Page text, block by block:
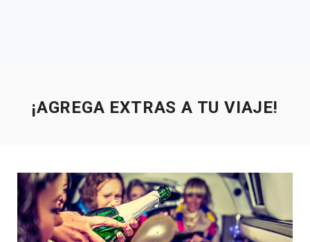
¡AGREGA EXTRAS A TU VIAJE!